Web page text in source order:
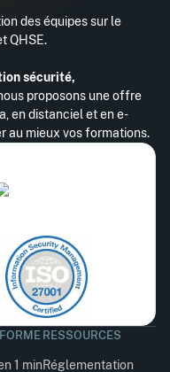
des équipes sur le
QHSE.
sécurité,
proposons une offre
en distanciel et en e-
au mieux vos formations.
1 min
RESSOURCES
Réglementation